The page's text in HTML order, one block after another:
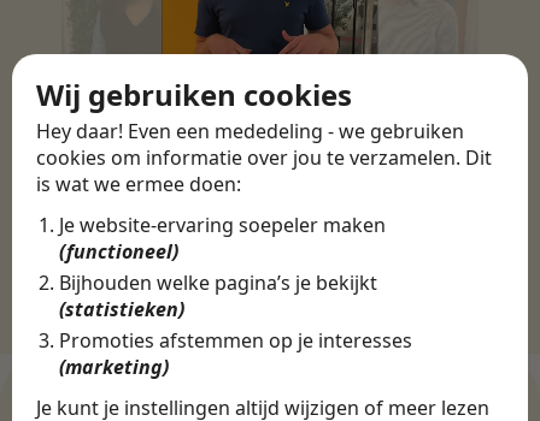
Wij gebruiken cookies
Hey daar! Even een mededeling - we gebruiken
cookies om informatie over jou te verzamelen. Dit
is wat we ermee doen:
Je website-ervaring soepeler maken
(functioneel)
Bijhouden welke pagina’s je bekijkt
(statistieken)
Promoties afstemmen op je interesses
(marketing)
Je kunt je instellingen altijd wijzigen of meer lezen